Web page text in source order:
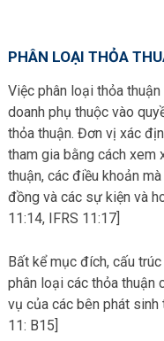
PHÂN LOẠI THỎA
Việc phân loại thỏa
doanh phụ thuộc vào
thỏa thuận. Đơn vị xác
tham gia bằng cách xem
thuận, các điều khoản
đồng và các sự kiện và
11:14, IFRS 11:17]
Bất kể mục đích, cấu
phân loại các thỏa thuận
vụ của các bên phát sinh
11: B15]